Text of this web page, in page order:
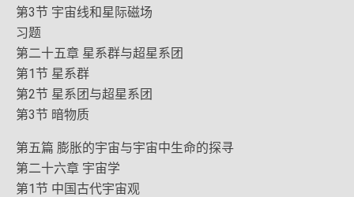
第3节 宇宙线和星际磁场
习题
第二十五章 星系群与超星系团
第1节 星系群
第2节 星系团与超星系团
第3节 暗物质
第五篇 膨胀的宇宙与宇宙中生命的探寻
第二十六章 宇宙学
第1节 中国古代宇宙观